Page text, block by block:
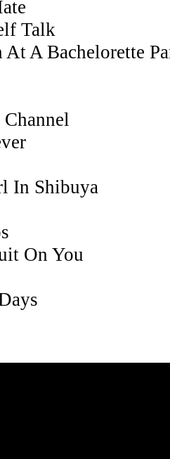
Talk
At A Bachelorette
In Shibuya
On You